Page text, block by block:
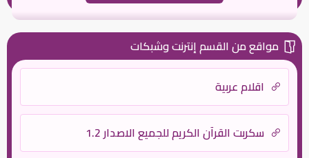
مواقع من القسم إنترنت وشبكات
اقلام عربية
سكربت القرآن الكريم للجميع الاصدار 1.2